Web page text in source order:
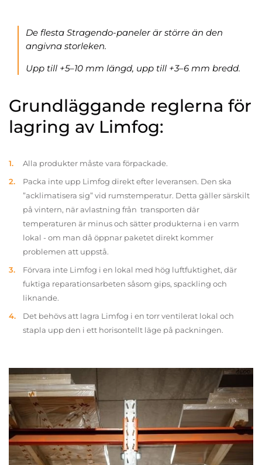
De flesta Stragendo-paneler är större än den
angivna storleken.
Upp till +5–10 mm längd, upp till +3–6 mm bredd.
Grundläggande reglerna för
lagring av Limfog:
Alla produkter måste vara förpackade.
Packa inte upp Limfog direkt efter leveransen. Den ska
”acklimatisera sig” vid rumstemperatur. Detta gäller särskilt
på vintern, när avlastning från transporten där
temperaturen är minus och sätter produkterna i en varm
lokal - om man då öppnar paketet direkt kommer
problemen att uppstå.
Förvara inte Limfog i en lokal med hög luftfuktighet, där
fuktiga reparationsarbeten såsom gips, spackling och
liknande.
Det behövs att lagra Limfog i en torr ventilerat lokal och
stapla upp den i ett horisontellt läge på packningen.